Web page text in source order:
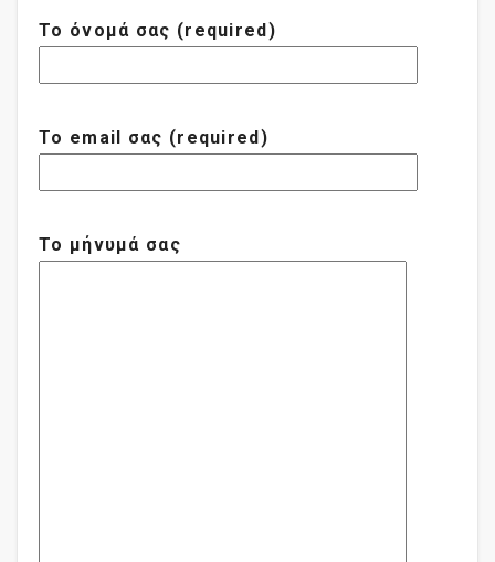
Το όνομά σας (required)
Το email σας (required)
Το μήνυμά σας